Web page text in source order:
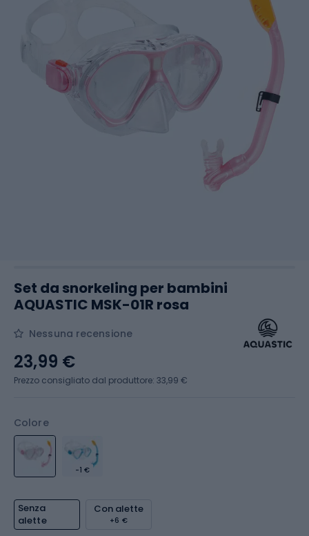
Set da snorkeling per bambini
AQUASTIC MSK-01R rosa
Nessuna recensione
Colore
-1 €
Senza
alette
Con alette
+6 €
23,99 €
Prezzo consigliato dal produttore: 33,99 €